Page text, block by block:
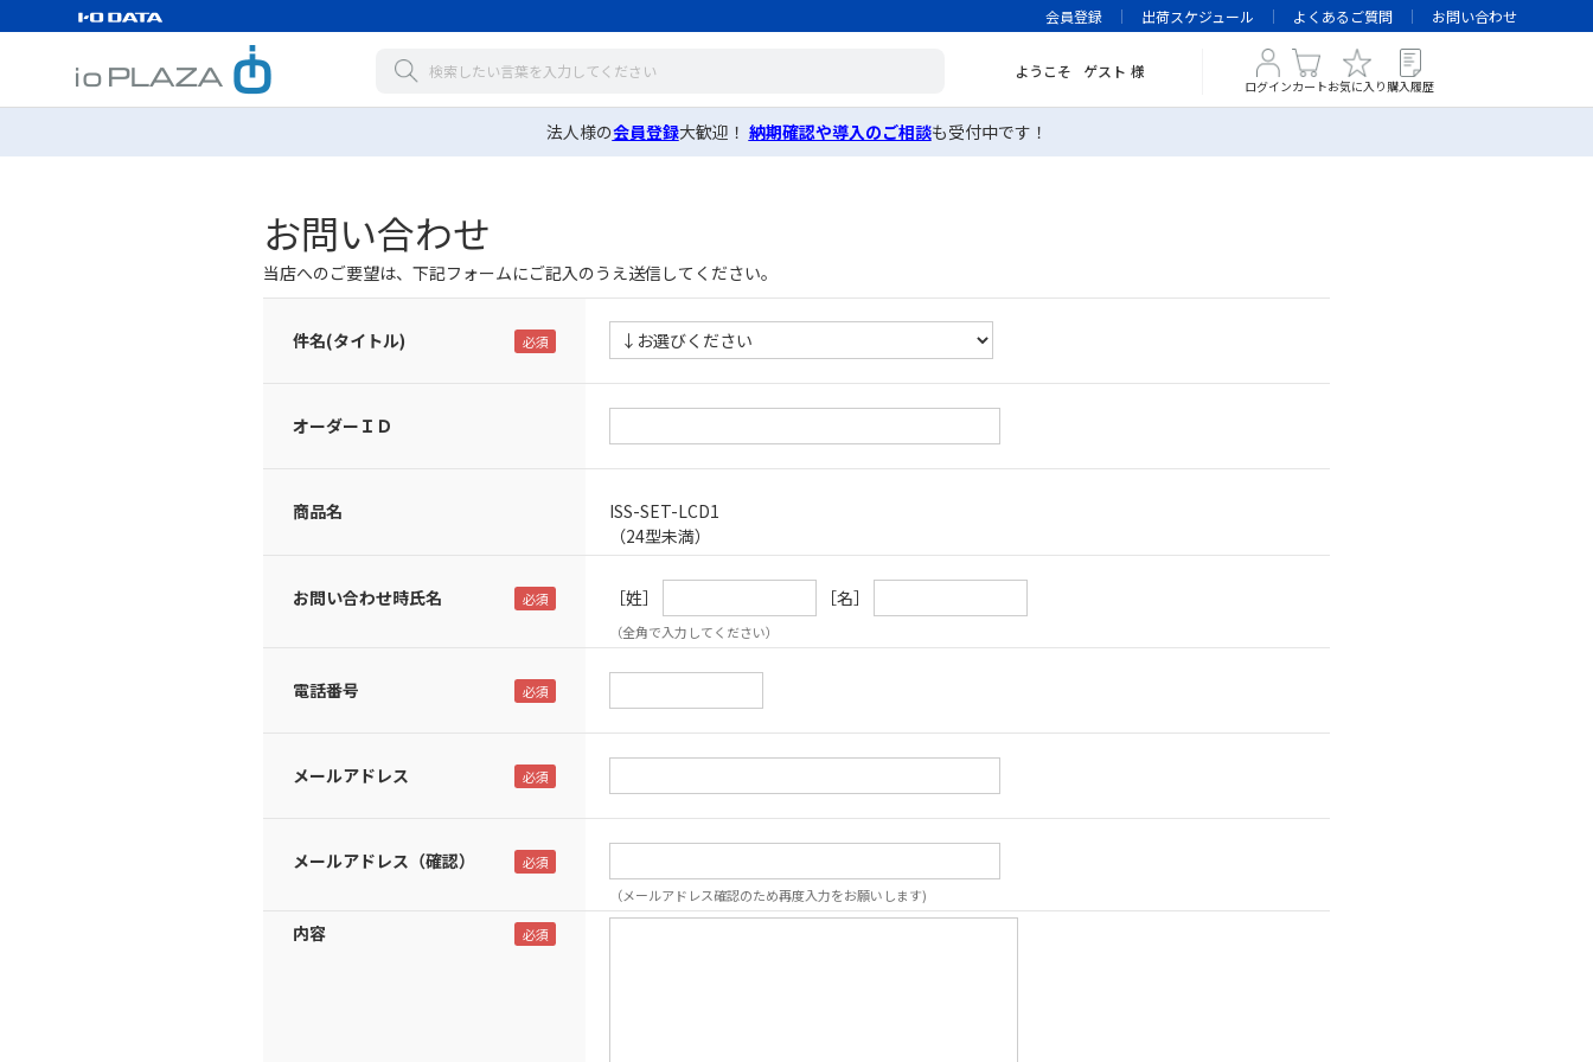
会員登録 出荷スケジュール よくあるご質問 お問い合わせ
ようこそ ゲスト 様
ログインカートお気に入り 購入履歴
法人様の会員登録大歓迎！ 納期確認や導入のご相談も受付中です！
お問い合わせ
当店へのご要望は、下記フォームにご記入のうえ送信してください。
件名(タイトル)
オーダーＩＤ
商品名
ISS-SET-LCD1
（24型未満）
お問い合わせ時氏名 ［姓］ ［名］
（全角で入力してください）
電話番号
メールアドレス
メールアドレス（確認）
（メールアドレス確認のため再度入力をお願いします)
内容